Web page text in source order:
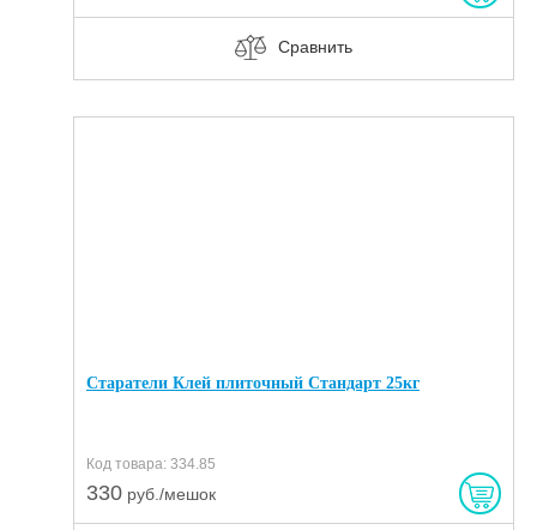
Сравнить
Старатели Клей плиточный Стандарт 25кг
Код товара: 334.85
330 руб./мешок